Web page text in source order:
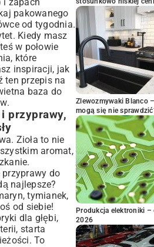
pakowanego
od tygodnia.
Kiedy masz
w połowie
które
inspiracji, jak
ten przepis na
baza do
przyprawy,
Zioła to nie
aromat,
do
najlepsze?
tymianek,
od siebie!
dla głębi,
starta
To
Zlewozmywaki Blanco
mogą się nie
Produkcja elektroniki –
2026